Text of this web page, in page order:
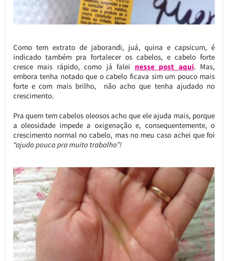
Como tem extrato de jaborandi, juá, quina e capsicum, é
indicado também pra fortalecer os cabelos, e cabelo forte
cresce mais rápido, como já falei nesse post aqui. Mas,
embora tenha notado que o cabelo ficava sim um pouco mais
forte e com mais brilho, não acho que tenha ajudado no
crescimento.
Pra quem tem cabelos oleosos acho que ele ajuda mais, porque
a oleosidade impede a oxigenação e, consequentemente, o
crescimento normal no cabelo, mas no meu caso achei que foi
“ajuda pouca pra muito trabalho”!